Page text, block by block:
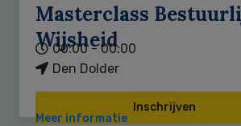
Masterclass
Wijsheid
00:00 - 00:00
Den Dolder
Inschrijven
Meer informatie